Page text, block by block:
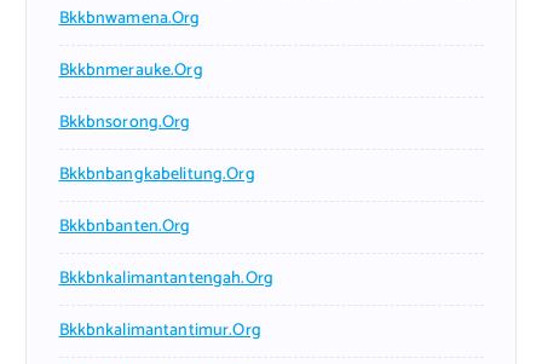
Bkkbnwamena.org
Bkkbnmerauke.org
Bkkbnsorong.org
Bkkbnbangkabelitung.org
Bkkbnbanten.org
Bkkbnkalimantantengah.org
Bkkbnkalimantantimur.org